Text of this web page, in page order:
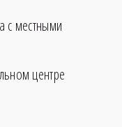
с местными
центре